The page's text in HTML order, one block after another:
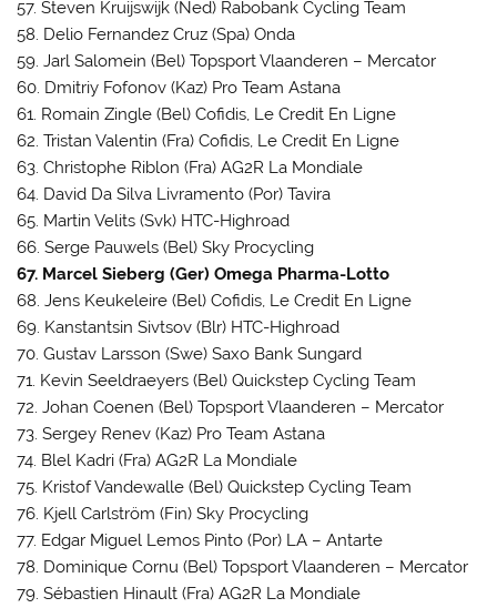
57. Steven Kruijswijk (Ned) Rabobank Cycling Team
58. Delio Fernandez Cruz (Spa) Onda
59. Jarl Salomein (Bel) Topsport Vlaanderen – Mercator
60. Dmitriy Fofonov (Kaz) Pro Team Astana
61. Romain Zingle (Bel) Cofidis, Le Credit En Ligne
62. Tristan Valentin (Fra) Cofidis, Le Credit En Ligne
63. Christophe Riblon (Fra) AG2R La Mondiale
64. David Da Silva Livramento (Por) Tavira
65. Martin Velits (Svk) HTC-Highroad
66. Serge Pauwels (Bel) Sky Procycling
67. Marcel Sieberg (Ger) Omega Pharma-Lotto
68. Jens Keukeleire (Bel) Cofidis, Le Credit En Ligne
69. Kanstantsin Sivtsov (Blr) HTC-Highroad
70. Gustav Larsson (Swe) Saxo Bank Sungard
71. Kevin Seeldraeyers (Bel) Quickstep Cycling Team
72. Johan Coenen (Bel) Topsport Vlaanderen – Mercator
73. Sergey Renev (Kaz) Pro Team Astana
74. Blel Kadri (Fra) AG2R La Mondiale
75. Kristof Vandewalle (Bel) Quickstep Cycling Team
76. Kjell Carlström (Fin) Sky Procycling
77. Edgar Miguel Lemos Pinto (Por) LA – Antarte
78. Dominique Cornu (Bel) Topsport Vlaanderen – Mercator
79. Sébastien Hinault (Fra) AG2R La Mondiale